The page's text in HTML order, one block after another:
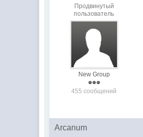
Продвинутый
пользователь
New Group
455 сообщений
Arcanum